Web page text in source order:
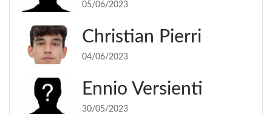
05/06/2023
Christian Pierri
04/06/2023
Ennio Versienti
30/05/2023